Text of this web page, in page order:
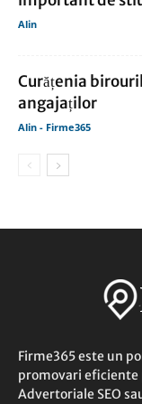
Alin
Curățenia
angajaților
Alin - Firme365
Firme365 este un
promovari eficiente
Advertoriale SEO